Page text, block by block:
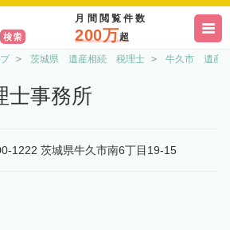
月間閲覧件数
200万超
茨城県 遺産相続 税理士 牛久市 遺産
士事務所
1222 茨城県牛久市南6丁目19-15